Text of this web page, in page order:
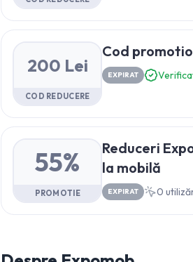
200 Lei
COD REDUCERE
Cod
EXPIRAT
55%
PROMOTIE
Reduceri
la mobilă
EXPIRAT 0